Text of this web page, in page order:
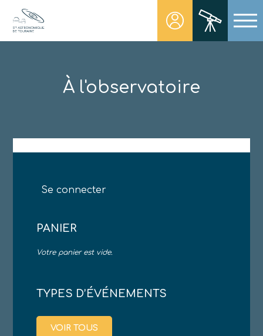
content
À l'observatoire
Se connecter
PANIER
Votre panier est vide.
TYPES D’ÉVÉNEMENTS
VOIR TOUS